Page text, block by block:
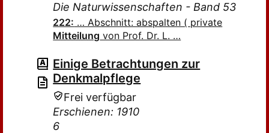
Die Naturwissenschaften - Band 53
222: … Abschnitt: abspalten ( private
Mitteilung von Prof. Dr. L. …
Einige Betrachtungen zur
Denkmalpflege
Frei verfügbar
Erschienen: 1910
6